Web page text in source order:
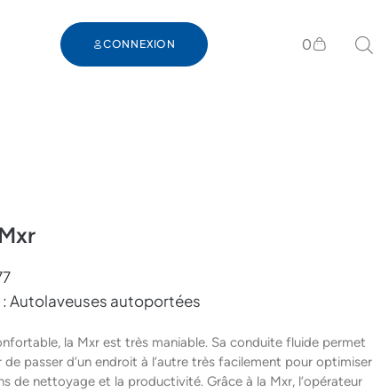
CONNEXION 0
Autolaveuses autoportées
la Mxr est très maniable. Sa conduite fluide permet
de passer d’un endroit à l’autre très facilement pour optimiser
de nettoyage et la productivité. Grâce à la Mxr, l’opérateur